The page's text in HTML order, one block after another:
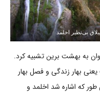
بی‌نظیر اخلمد
به بهشت برین تشبیه کرد.
بهار زندگی و فصل بهار
که اشاره شد اخلمد و